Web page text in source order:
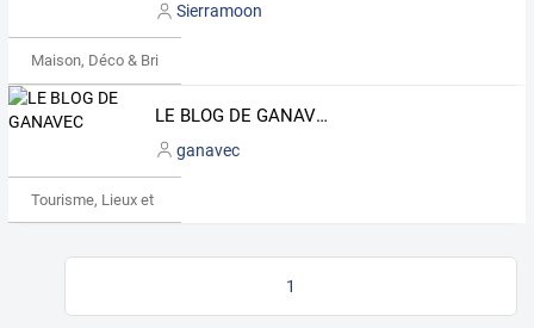
Sierramoon
Maison, Déco & Bricolage
LE BLOG DE GANAVEC
ganavec
Tourisme, Lieux et Événements
1